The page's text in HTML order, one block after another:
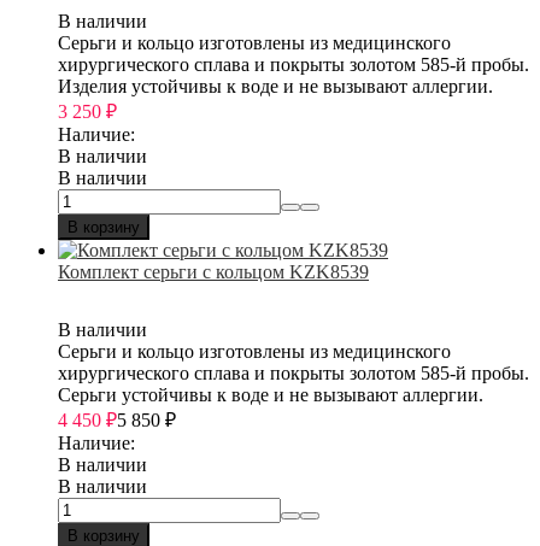
В наличии
Серьги и кольцо изготовлены из медицинского
хирургического сплава и покрыты золотом 585-й пробы.
Изделия устойчивы к воде и не вызывают аллергии.
3 250 ₽
Наличие:
В наличии
В наличии
В корзину
Комплект серьги с кольцом KZK8539
В наличии
Серьги и кольцо изготовлены из медицинского
хирургического сплава и покрыты золотом 585-й пробы.
Серьги устойчивы к воде и не вызывают аллергии.
4 450 ₽5 850 ₽
Наличие:
В наличии
В наличии
В корзину